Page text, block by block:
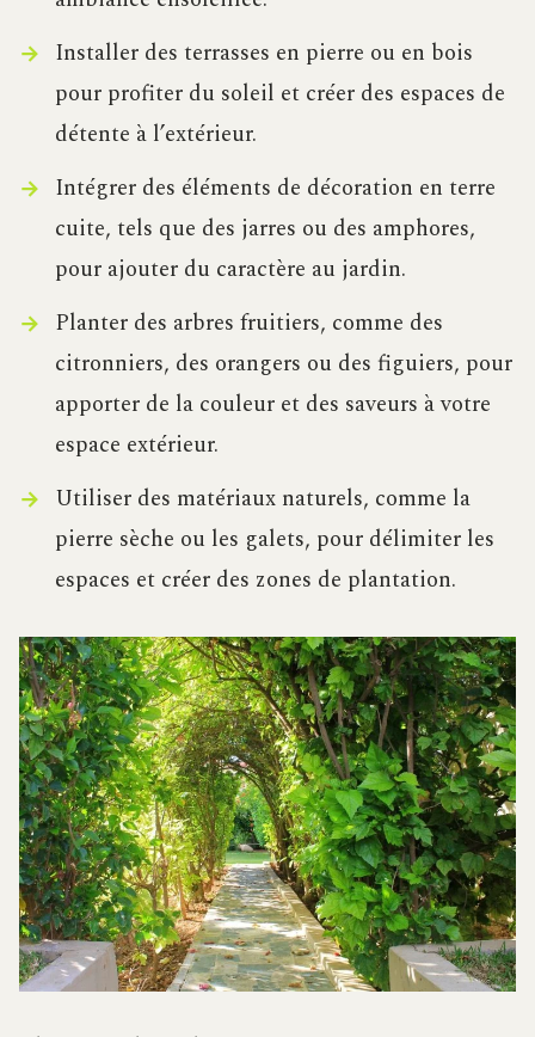
Installer des terrasses en pierre ou en bois
pour profiter du soleil et créer des espaces de
détente à l’extérieur.
Intégrer des éléments de décoration en terre
cuite, tels que des jarres ou des amphores,
pour ajouter du caractère au jardin.
Planter des arbres fruitiers, comme des
citronniers, des orangers ou des figuiers, pour
apporter de la couleur et des saveurs à votre
espace extérieur.
Utiliser des matériaux naturels, comme la
pierre sèche ou les galets, pour délimiter les
espaces et créer des zones de plantation.